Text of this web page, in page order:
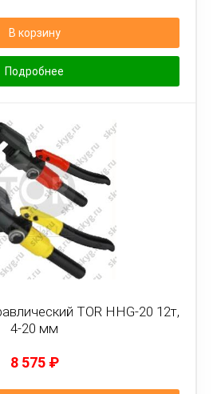
В корзину
Подробнее
TOR HHG-20 12т,
4-20 мм
8 575 ₽